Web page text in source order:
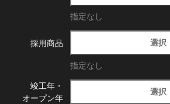
指定なし
採用商品 選択
指定なし
竣工年・
オープン年
選択